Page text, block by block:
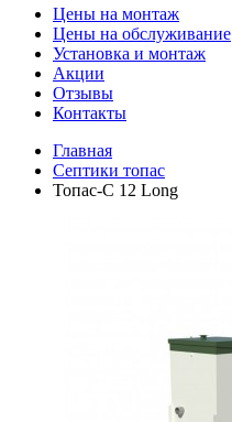
Цены на монтаж
Цены на обслуживание
Установка и монтаж
Акции
Отзывы
Контакты
Главная
Септики топас
Топас-С 12 Long